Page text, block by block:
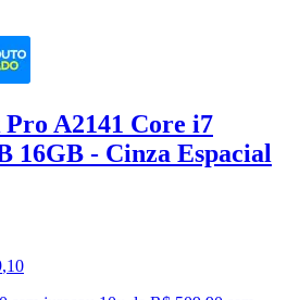
A2141 Core i7
16GB - Cinza Espacial
,10